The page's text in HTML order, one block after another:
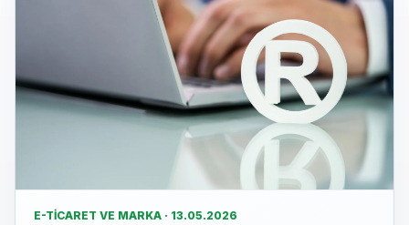
E-TICARET VE MARKA · 13.05.2026